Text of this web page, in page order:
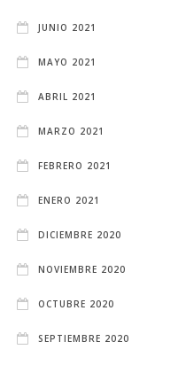
JUNIO 2021
MAYO 2021
ABRIL 2021
MARZO 2021
FEBRERO 2021
ENERO 2021
DICIEMBRE 2020
NOVIEMBRE 2020
OCTUBRE 2020
SEPTIEMBRE 2020